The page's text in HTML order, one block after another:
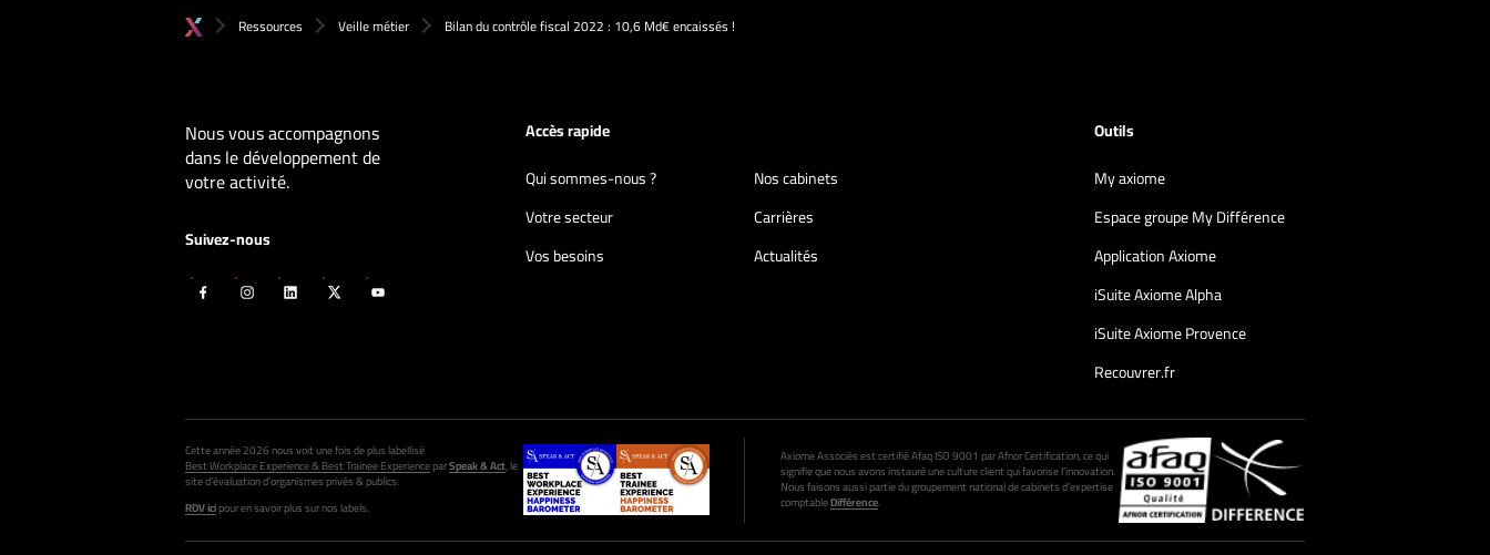
Ressources Veille métier Bilan du contrôle fiscal 2022 : 10,6 Md€ encaissés !
Nous vous accompagnons
dans le développement de
votre activité.
Suivez-nous
Accès rapide
Qui sommes-nous ?
Nos cabinets
Votre secteur
Carrières
Vos besoins
Actualités
Outils
My axiome
Espace groupe My Différence
Application Axiome
iSuite Axiome Alpha
iSuite Axiome Provence
Recouvrer.fr
Cette année 2026 nous voit une fois de plus labellisé
Best Workplace Experience & Best Trainee ExperienceparSpeak & Act, le
site d’évaluation d’organismes privés & publics.
RDV icipour en savoir plus sur nos labels.
Axiome Associés est certifié Afaq ISO 9001 par Afnor Certification, ce qui
signifie que nous avons instauré une culture client qui favorise l’innovation.
Nous faisons aussi partie du groupement national de cabinets d’expertise
comptableDifférence.